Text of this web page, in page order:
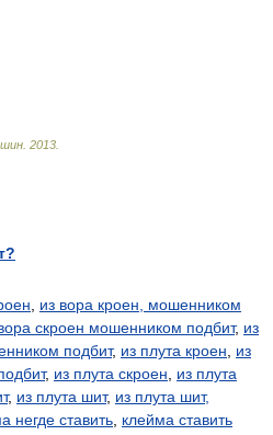
2013
из вора кроен, мошенником
скроен мошенником подбит, из
подбит, из плута кроен
из
, из плута скроен
из плута
, из плута шит, из плута шит,
негде ставить клейма ставить